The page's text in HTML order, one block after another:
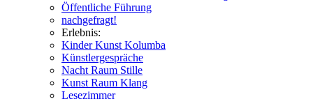
Öffentliche Führung
nachgefragt!
Erlebnis:
Kinder Kunst Kolumba
Künstlergespräche
Nacht Raum Stille
Kunst Raum Klang
Lesezimmer